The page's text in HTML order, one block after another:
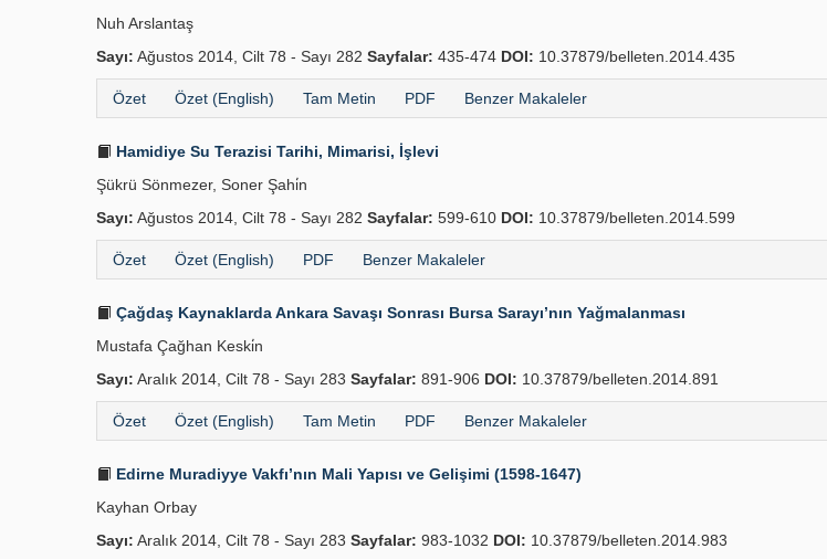
Nuh Arslantaş
Sayı: Ağustos 2014, Cilt 78 - Sayı 282 Sayfalar: 435-474 DOI: 10.37879/belleten.2014.435
Özet Özet (English) Tam Metin PDF Benzer Makaleler
Hamidiye Su Terazisi Tarihi, Mimarisi, İşlevi
Şükrü Sönmezer, Soner Şahi̇n
Sayı: Ağustos 2014, Cilt 78 - Sayı 282 Sayfalar: 599-610 DOI: 10.37879/belleten.2014.599
Özet Özet (English) PDF Benzer Makaleler
Çağdaş Kaynaklarda Ankara Savaşı Sonrası Bursa Sarayı’nın Yağmalanması
Mustafa Çağhan Keski̇n
Sayı: Aralık 2014, Cilt 78 - Sayı 283 Sayfalar: 891-906 DOI: 10.37879/belleten.2014.891
Özet Özet (English) Tam Metin PDF Benzer Makaleler
Edirne Muradiyye Vakfı’nın Mali Yapısı ve Gelişimi (1598-1647)
Kayhan Orbay
Sayı: Aralık 2014, Cilt 78 - Sayı 283 Sayfalar: 983-1032 DOI: 10.37879/belleten.2014.983